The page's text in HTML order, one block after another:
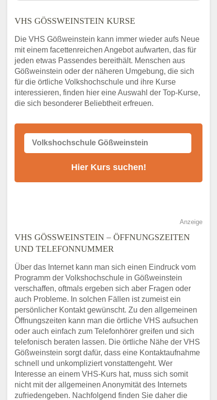
Umgebung
Abendschule Gößweinstein Kurssuche
VHS Gößweinstein Kurse
VHS Gößweinstein – Öffnungszeiten und
Telefonnummer
Stellenangebote der Volkshochschule
Gößweinstein
Alternativen zum VHS Programm 2026 in
VHS GÖSSWEINSTEIN KURSE
Die VHS Gößweinstein kann immer wieder aufs Neue
mit einem facettenreichen Angebot aufwarten, das für
jeden etwas Passendes bereithält. Menschen aus
Gößweinstein oder der näheren Umgebung, die sich
für die örtliche Volkshochschule und ihre Kurse
interessieren, finden hier eine Auswahl der Top-Kurse,
die sich besonderer Beliebtheit erfreuen.
Anzeige
VHS GÖSSWEINSTEIN – ÖFFNUNGSZEITEN U
ND TELEFONNUMMER
Über das Internet kann man sich einen Eindruck vom
Programm der Volkshochschule in Gößweinstein
verschaffen, oftmals ergeben sich aber Fragen oder
auch Probleme. In solchen Fällen ist zumeist ein
persönlicher Kontakt gewünscht. Zu den allgemeinen
Öffnungszeiten kann man die örtliche VHS aufsuchen
oder auch einfach zum Telefonhörer greifen und sich
telefonisch beraten lassen. Die örtliche Nähe der VHS
Gößweinstein sorgt dafür, dass eine Kontaktaufnahme
schnell und unkompliziert vonstattengeht. Wer
Interesse an einem VHS-Kurs hat, muss sich somit
nicht mit der allgemeinen Anonymität des Internets
zufriedengeben. Nachfolgend finden Sie daher die